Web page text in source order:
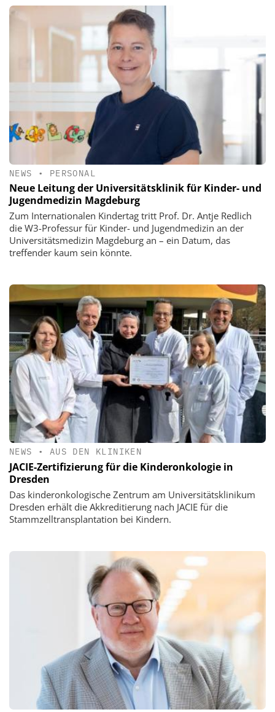
NEWS • PERSONAL
Neue Leitung der Universitätsklinik für Kinder- und
Jugendmedizin Magdeburg
Zum Internationalen Kindertag tritt Prof. Dr. Antje Redlich
die W3-Professur für Kinder- und Jugendmedizin an der
Universitätsmedizin Magdeburg an – ein Datum, das
treffender kaum sein könnte.
NEWS • AUS DEN KLINIKEN
JACIE-Zertifizierung für die Kinderonkologie in
Dresden
Das kinderonkologische Zentrum am Universitätsklinikum
Dresden erhält die Akkreditierung nach JACIE für die
Stammzelltransplantation bei Kindern.